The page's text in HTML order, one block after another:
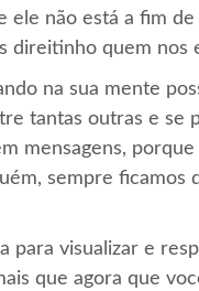
ele não está a fim
direitinho quem nos
na sua mente
tantas outras e
mensagens,
sempre ficamos
para visualizar e
que agora que